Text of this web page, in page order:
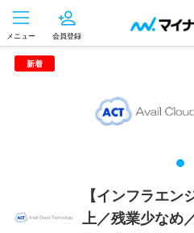
メニュー 会員登録
新着
【インフラエン
上／残業少なめ